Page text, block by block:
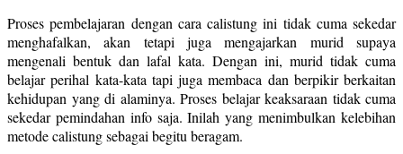
Proses pembelajaran dengan cara calistung ini tidak cuma sekedar
menghafalkan, akan tetapi juga mengajarkan murid supaya
mengenali bentuk dan lafal kata. Dengan ini, murid tidak cuma
belajar perihal kata-kata tapi juga membaca dan berpikir berkaitan
kehidupan yang di alaminya. Proses belajar keaksaraan tidak cuma
sekedar pemindahan info saja. Inilah yang menimbulkan kelebihan
metode calistung sebagai begitu beragam.